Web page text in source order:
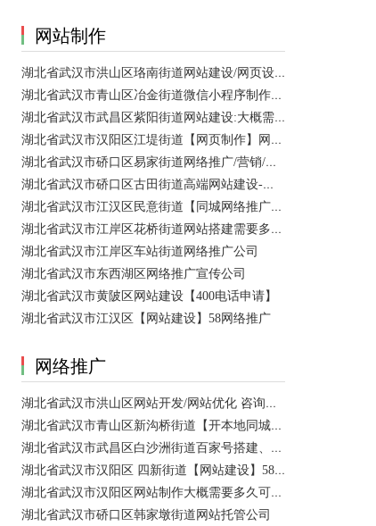
网站制作
湖北省武汉市洪山区珞南街道网站建设/网页设计 咨询服务
湖北省武汉市青山区冶金街道微信小程序制作公司/网站制作 咨询服务
湖北省武汉市武昌区紫阳街道网站建设:大概需要多久可以制作好？
湖北省武汉市汉阳区江堤街道【网页制作】网站维护 咨询服务
湖北省武汉市硚口区易家街道网络推广/营销/宣传公司
湖北省武汉市硚口区古田街道高端网站建设-百家号注册
湖北省武汉市江汉区民意街道【同城网络推广】店铺推广
湖北省武汉市江岸区花桥街道网站搭建需要多少钱？
湖北省武汉市江岸区车站街道网络推广公司
湖北省武汉市东西湖区网络推广宣传公司
湖北省武汉市黄陂区网站建设【400电话申请】
湖北省武汉市江汉区【网站建设】58网络推广
网络推广
湖北省武汉市洪山区网站开发/网站优化 咨询服务
湖北省武汉市青山区新沟桥街道【开本地同城会员推广】百度推广费用 咨询服务
湖北省武汉市武昌区白沙洲街道百家号搭建、设置【网站建设一条龙】
湖北省武汉市汉阳区 四新街道【网站建设】58网络推广 咨询服务
湖北省武汉市汉阳区网站制作大概需要多久可以制作好？
湖北省武汉市硚口区韩家墩街道网站托管公司